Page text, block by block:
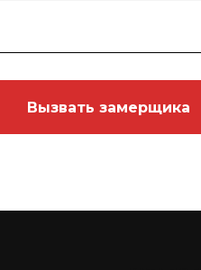
Вызвать замерщика